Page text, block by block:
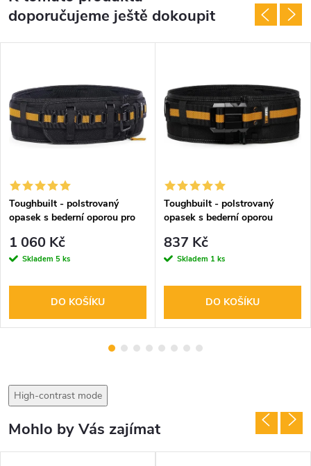
doporučujeme ještě dokoupit
Toughbuilt - polstrovaný
opasek s bederní oporou pro
1 060 Kč
Skladem 5 ks
DO KOŠÍKU
Toughbuilt - polstrovaný
opasek s bederní oporou
837 Kč
Skladem 1 ks
DO KOŠÍKU
High-contrast mode
Mohlo by Vás zajímat